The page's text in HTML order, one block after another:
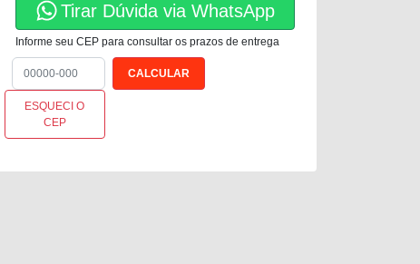
Tirar Dúvida via WhatsApp
Informe seu CEP para consultar os prazos de entrega
ESQUECI O
CEP